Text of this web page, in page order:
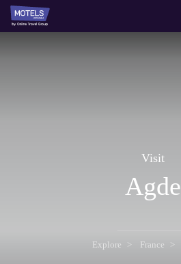
Visit
Agde
Explore France